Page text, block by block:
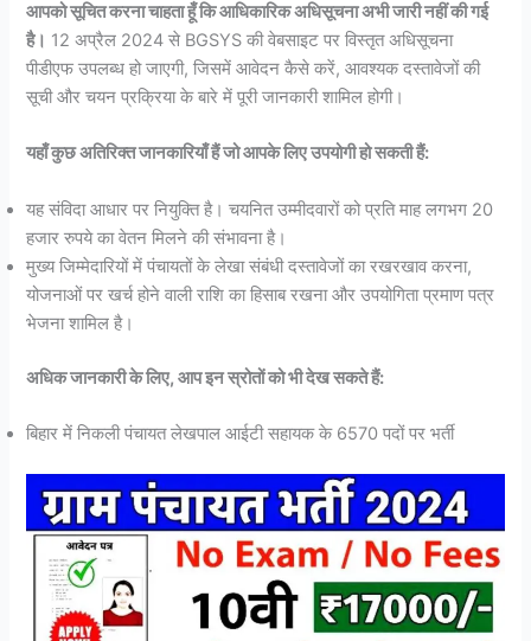
आपको सूचित करना चाहता हूँ कि आधिकारिक अधिसूचना अभी जारी नहीं की गई
है। 12 अप्रैल 2024 से BGSYS की वेबसाइट पर विस्तृत अधिसूचना
पीडीएफ उपलब्ध हो जाएगी, जिसमें आवेदन कैसे करें, आवश्यक दस्तावेजों की
सूची और चयन प्रक्रिया के बारे में पूरी जानकारी शामिल होगी।
यहाँ कुछ अतिरिक्त जानकारियाँ हैं जो आपके लिए उपयोगी हो सकती हैं:
यह संविदा आधार पर नियुक्ति है। चयनित उम्मीदवारों को प्रति माह लगभग 20
हजार रुपये का वेतन मिलने की संभावना है।
मुख्य जिम्मेदारियों में पंचायतों के लेखा संबंधी दस्तावेजों का रखरखाव करना,
योजनाओं पर खर्च होने वाली राशि का हिसाब रखना और उपयोगिता प्रमाण पत्र
भेजना शामिल है।
अधिक जानकारी के लिए, आप इन स्रोतों को भी देख सकते हैं:
बिहार में निकली पंचायत लेखपाल आईटी सहायक के 6570 पदों पर भर्ती